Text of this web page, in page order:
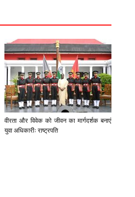
वीरता और विवेक को जीवन का मार्गदर्शक बनाएं
युवा अधिकारीः राष्ट्रपति